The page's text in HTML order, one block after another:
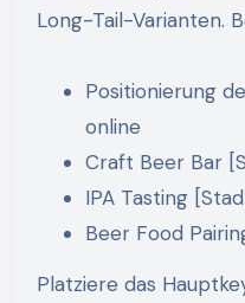
Long-Tail-Varianten.
Positionierung
online
Craft Beer Bar
IPA Tasting
Beer Food
Platziere das